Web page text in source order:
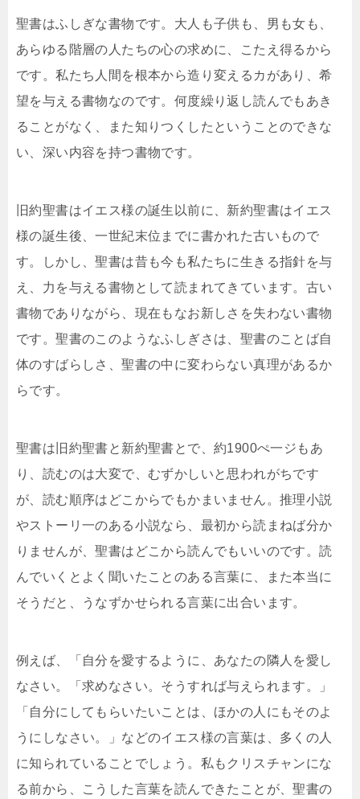
聖書はふしぎな書物です。大人も子供も、男も女も、
あらゆる階層の人たちの心の求めに、こたえ得るから
です。私たち人間を根本から造り変えるカがあり、希
望を与える書物なのです。何度繰り返し読んでもあき
ることがなく、また知りつくしたということのできな
い、深い内容を持つ書物です。
旧約聖書はイエス様の誕生以前に、新約聖書はイエス
様の誕生後、一世紀末位までに書かれた古いもので
す。しかし、聖書は昔も今も私たちに生きる指針を与
え、力を与える書物として読まれてきています。古い
書物でありながら、現在もなお新しさを失わない書物
です。聖書のこのようなふしぎさは、聖書のことば自
体のすばらしさ、聖書の中に変わらない真理があるか
らです。
聖書は旧約聖書と新約聖書とで、約1900ぺ一ジもあ
り、読むのは大変で、むずかしいと思われがちです
が、読む順序はどこからでもかまいません。推理小説
やストーリ一のある小説なら、最初から読まねば分か
りませんが、聖書はどこから読んでもいいのです。読
んでいくとよく聞いたことのある言葉に、また本当に
そうだと、うなずかせられる言葉に出合います。
例えば、「自分を愛するように、あなたの隣人を愛し
なさい。「求めなさい。そうすれば与えられます。」
「自分にしてもらいたいことは、ほかの人にもそのよ
うにしなさい。」などのイエス様の言葉は、多くの人
に知られていることでしょう。私もクリスチャンにな
る前から、こうした言葉を読んできたことが、聖書の